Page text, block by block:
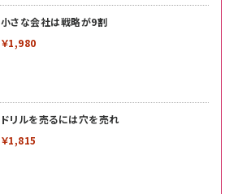
小さな会社は戦略が9割
￥1,980
ドリルを売るには穴を売れ
￥1,815